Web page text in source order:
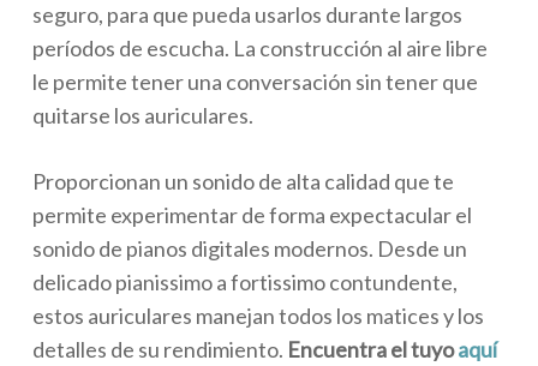
seguro, para que pueda usarlos durante largos
perí­odos de escucha. La construcción al aire libre
le permite tener una conversación sin tener que
quitarse los auriculares.
Proporcionan un sonido de alta calidad que te
permite experimentar de forma expectacular el
sonido de pianos digitales modernos. Desde un
delicado pianissimo a fortissimo contundente,
estos auriculares manejan todos los matices y los
detalles de su rendimiento. Encuentra el tuyoaquí